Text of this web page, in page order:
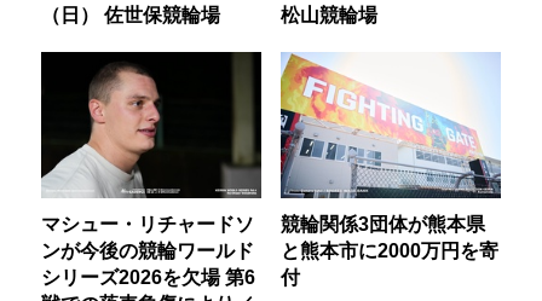
（日） 佐世保競輪場
松山競輪場
マシュー・リチャードソ
ンが今後の競輪ワールド
シリーズ2026を欠場 第6
競輪関係3団体が熊本県
と熊本市に2000万円を寄
付